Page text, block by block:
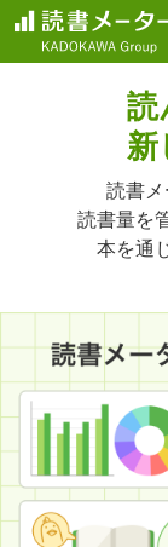
読
新
読書
読書量を
本を通